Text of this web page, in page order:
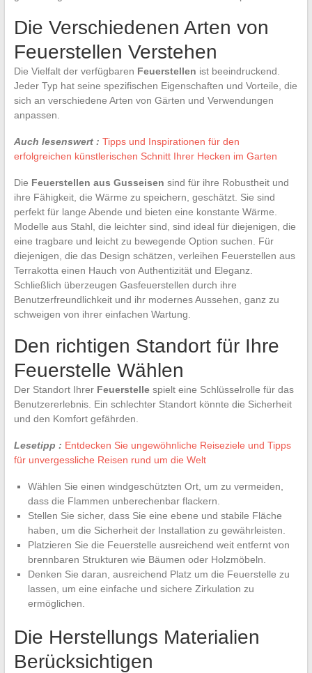
Die Verschiedenen Arten von
Feuerstellen Verstehen
Die Vielfalt der verfügbaren Feuerstellen ist beeindruckend.
Jeder Typ hat seine spezifischen Eigenschaften und Vorteile, die
sich an verschiedene Arten von Gärten und Verwendungen
anpassen.
Auch lesenswert : Tipps und Inspirationen für den
erfolgreichen künstlerischen Schnitt Ihrer Hecken im Garten
Die Feuerstellen aus Gusseisen sind für ihre Robustheit und
ihre Fähigkeit, die Wärme zu speichern, geschätzt. Sie sind
perfekt für lange Abende und bieten eine konstante Wärme.
Modelle aus Stahl, die leichter sind, sind ideal für diejenigen, die
eine tragbare und leicht zu bewegende Option suchen. Für
diejenigen, die das Design schätzen, verleihen Feuerstellen aus
Terrakotta einen Hauch von Authentizität und Eleganz.
Schließlich überzeugen Gasfeuerstellen durch ihre
Benutzerfreundlichkeit und ihr modernes Aussehen, ganz zu
schweigen von ihrer einfachen Wartung.
Den richtigen Standort für Ihre
Feuerstelle Wählen
Der Standort Ihrer Feuerstellespielt eine Schlüsselrolle für das
Benutzererlebnis. Ein schlechter Standort könnte die Sicherheit
und den Komfort gefährden.
Lesetipp : Entdecken Sie ungewöhnliche Reiseziele und Tipps
für unvergessliche Reisen rund um die Welt
Wählen Sie einen windgeschützten Ort, um zu vermeiden,
dass die Flammen unberechenbar flackern.
Stellen Sie sicher, dass Sie eine ebene und stabile Fläche
haben, um die Sicherheit der Installation zu gewährleisten.
Platzieren Sie die Feuerstelle ausreichend weit entfernt von
brennbaren Strukturen wie Bäumen oder Holzmöbeln.
Denken Sie daran, ausreichend Platz um die Feuerstelle zu
lassen, um eine einfache und sichere Zirkulation zu
ermöglichen.
Die Herstellungs Materialien
Berücksichtigen